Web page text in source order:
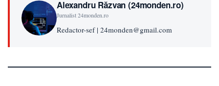
Alexandru Răzvan (24monden.ro)
Jurnalist 24monden.ro
Redactor-sef | 24monden@gmail.com